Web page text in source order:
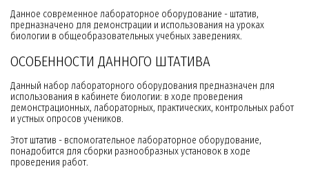
Данное современное лабораторное оборудование - штатив,
предназначено для демонстрации и использования на уроках
биологии в общеобразовательных учебных заведениях.
ОСОБЕННОСТИ ДАННОГО ШТАТИВА
Данный набор лабораторного оборудования предназначен для
использования в кабинете биологии: в ходе проведения
демонстрационных, лабораторных, практических, контрольных работ
и устных опросов учеников.
Этот штатив - вспомогательное лабораторное оборудование,
понадобится для сборки разнообразных установок в ходе
проведения работ.